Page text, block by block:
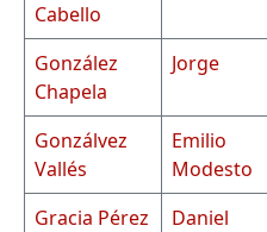
Cabello
González
Chapela
Jorge
Gonzálvez
Vallés
Emilio
Modesto
Gracia Pérez
Daniel